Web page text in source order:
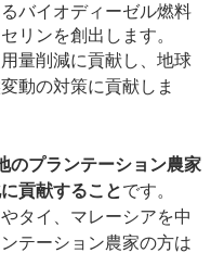
バイオディーゼル燃料
リンを創出します。
量削減に貢献し、地球
動の対策に貢献しま
のプランテーション農家
貢献することです。
タイ、マレーシアを中
テーション農家の方は